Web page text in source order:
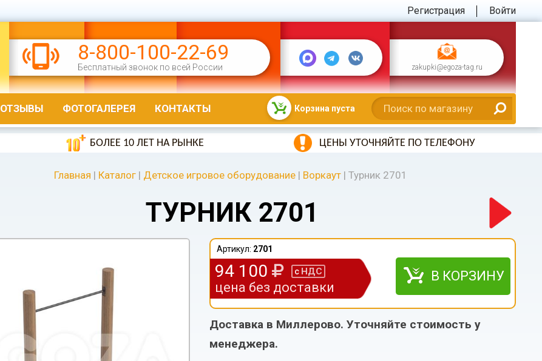
Регистрация Войти
8-800-100-22-69
Бесплатный звонок по всей России zakupki@egoza-tag.ru
ОТЗЫВЫ ФОТОГАЛЕРЕЯ КОНТАКТЫ Корзина пуста
БОЛЕЕ 10 ЛЕТ НА РЫНКЕ ЦЕНЫ УТОЧНЯЙТЕ ПО ТЕЛЕФОНУ
Главная | Каталог | Детское игровое оборудование | Воркаут | Турник 2701
ТУРНИК 2701
Артикул: 2701
94 100 с НДС
цена без доставки
В КОРЗИНУ
Доставка в Миллерово. Уточняйте стоимость у
менеджера.